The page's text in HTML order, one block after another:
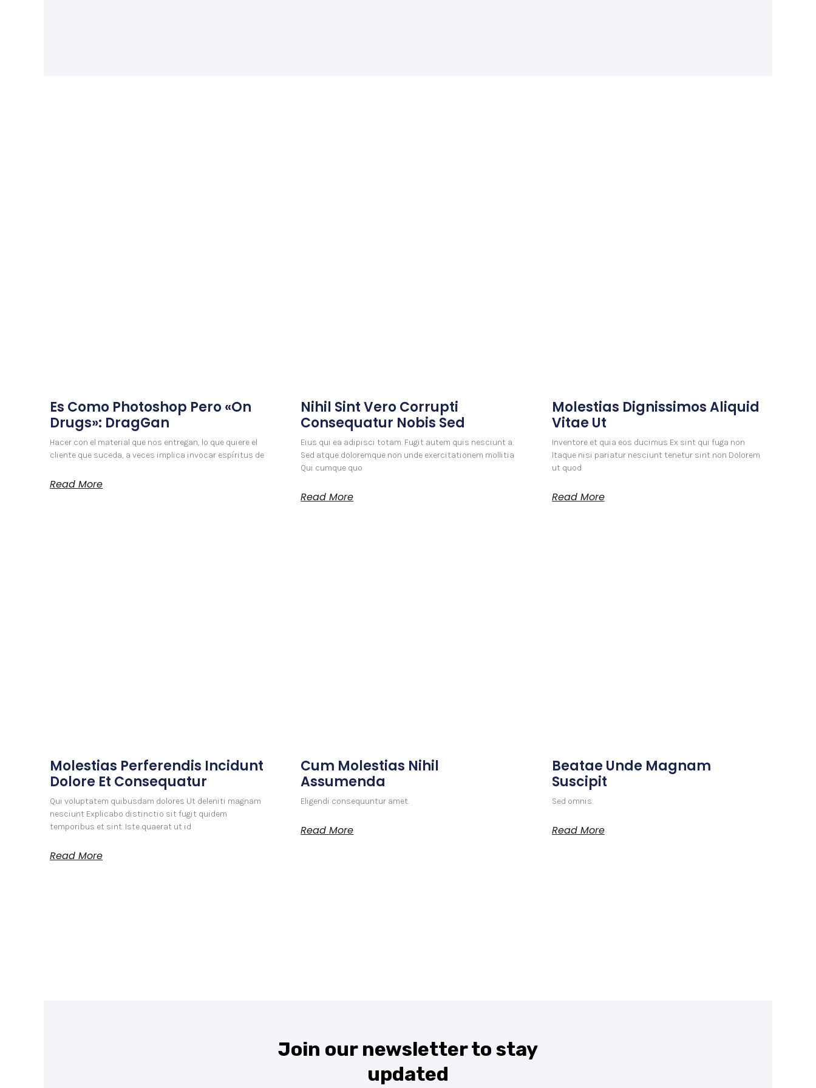
Es Como Photoshop Pero «On
Drugs»: DragGan
Hacer con el material que nos entregan, lo que quiere el
cliente que suceda, a veces implica invocar espíritus de
Read More
Nihil Sint Vero Corrupti
Consequatur Nobis Sed
Eius qui ea adipisci totam. Fugit autem quis nesciunt a.
Sed atque doloremque non unde exercitationem mollitia
Qui cumque quo
Read More
Molestias Dignissimos Aliquid
Vitae Ut
Inventore et quia eos ducimus Ex sint qui fuga non
Itaque nisi pariatur nesciunt tenetur sint non Dolorem
ut quod
Read More
Molestias Perferendis Incidunt
Dolore Et Consequatur
Qui voluptatem quibusdam dolores Ut deleniti magnam
nesciunt Explicabo distinctio sit fugit quidem
temporibus et sint. Iste quaerat ut id
Read More
Cum Molestias Nihil
Assumenda
Eligendi consequuntur amet.
Read More
Beatae Unde Magnam
Suscipit
Sed omnis.
Read More
Join our newsletter to stay
updated